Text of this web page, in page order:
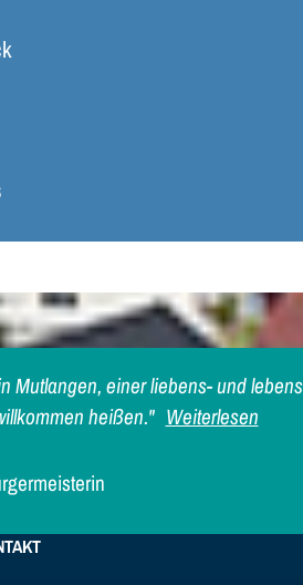
einer liebens- und
heißen." Weiterlesen